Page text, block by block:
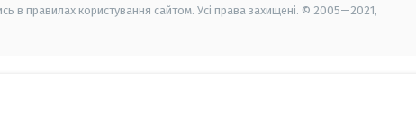
в правилах користування сайтом. Усі права захищені. © 2005—2021,